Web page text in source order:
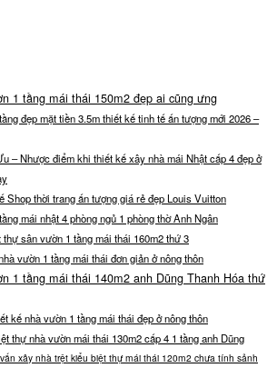
1 tầng mái thái 150m2 đẹp ai cũng ưng
đẹp mặt tiền 3.5m thiết kế tinh tế ấn tượng mới 2026 –
– Nhược điểm khi thiết kế xây nhà mái Nhật cấp 4 đẹp ở
Shop thời trang ấn tượng giá rẻ đẹp Louis Vuitton
mái nhật 4 phòng ngủ 1 phòng thờ Anh Ngân
sân vườn 1 tầng mái thái 160m2 thứ 3
vườn 1 tầng mái thái đơn giản ở nông thôn
1 tầng mái thái 140m2 anh Dũng Thanh Hóa thứ
kế nhà vườn 1 tầng mái thái đẹp ở nông thôn
thự nhà vườn mái thái 130m2 cấp 4 1 tầng anh Dũng
xây nhà trệt kiểu biệt thự mái thái 120m2 chưa tính sảnh